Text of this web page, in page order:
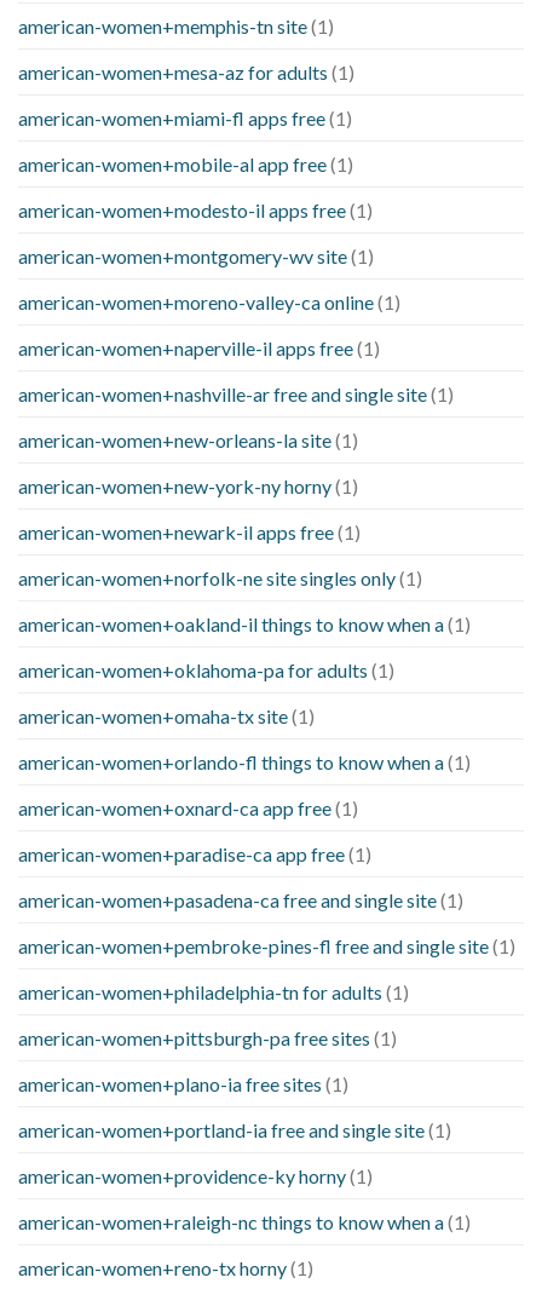
american-women+memphis-tn site(1)
american-women+mesa-az for adults (1)
american-women+miami-fl apps free(1)
american-women+mobile-al app free(1)
american-women+modesto-il apps free(1)
american-women+montgomery-wv site(1)
american-women+moreno-valley-ca online(1)
american-women+naperville-il apps free(1)
american-women+nashville-ar free and single site(1)
american-women+new-orleans-la site(1)
american-women+new-york-ny horny(1)
american-women+newark-il apps free(1)
american-women+norfolk-ne site singles only(1)
american-women+oakland-il things to know when a(1)
american-women+oklahoma-pa for adults (1)
american-women+omaha-tx site(1)
american-women+orlando-fl things to know when a(1)
american-women+oxnard-ca app free(1)
american-women+paradise-ca app free(1)
american-women+pasadena-ca free and single site(1)
american-women+pembroke-pines-fl free and single site(1)
american-women+philadelphia-tn for adults (1)
american-women+pittsburgh-pa free sites (1)
american-women+plano-ia free sites (1)
american-women+portland-ia free and single site(1)
american-women+providence-ky horny(1)
american-women+raleigh-nc things to know when a(1)
american-women+reno-tx horny(1)